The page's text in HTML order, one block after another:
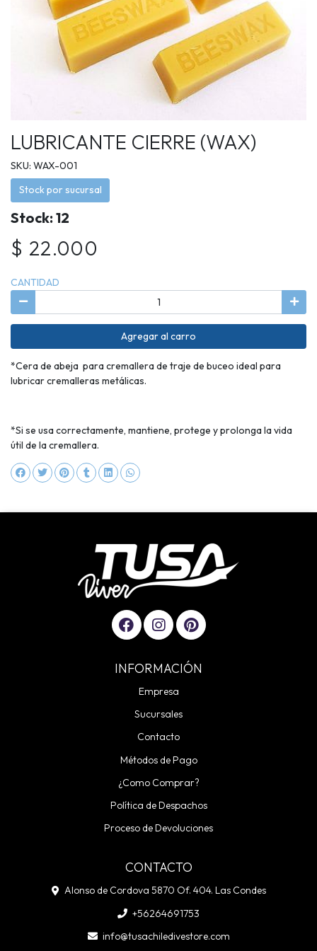
LUBRICANTE CIERRE (WAX)
SKU: WAX-001
Stock por sucursal
Stock: 12
$ 22.000
CANTIDAD
Agregar al carro
*Cera de abeja para cremallera de traje de buceo ideal para
lubricar cremalleras metálicas.
*Si se usa correctamente, mantiene, protege y prolonga la vida
útil de la cremallera.
INFORMACIÓN
Empresa
Sucursales
Contacto
Métodos de Pago
¿Como Comprar?
Política de Despachos
Proceso de Devoluciones
CONTACTO
Alonso de Cordova 5870 Of. 404. Las Condes
+56264691753
info@tusachiledivestore.com